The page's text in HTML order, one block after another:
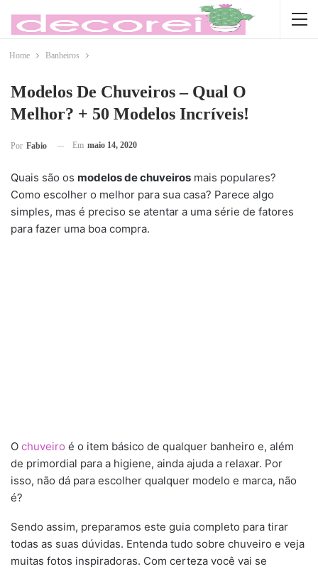
Home Banheiros
Modelos De Chuveiros – Qual O
Melhor? + 50 Modelos Incríveis!
Por Fabio Em maio 14, 2020
Quais são os modelos de chuveiros mais populares?
Como escolher o melhor para sua casa? Parece algo
simples, mas é preciso se atentar a uma série de fatores
para fazer uma boa compra.
O chuveiro é o item básico de qualquer banheiro e, além
de primordial para a higiene, ainda ajuda a relaxar. Por
isso, não dá para escolher qualquer modelo e marca, não
é?
Sendo assim, preparamos este guia completo para tirar
todas as suas dúvidas. Entenda tudo sobre chuveiro e veja
muitas fotos inspiradoras. Com certeza você vai se